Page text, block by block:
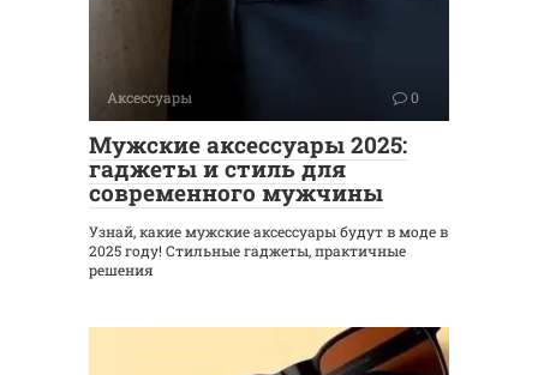
Аксессуары 0
Мужские аксессуары 2025:
гаджеты и стиль для
современного мужчины
Узнай, какие мужские аксессуары будут в моде в
2025 году! Стильные гаджеты, практичные
решения